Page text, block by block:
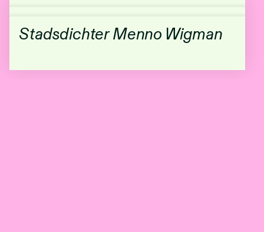
Stadsdichter Menno Wigman